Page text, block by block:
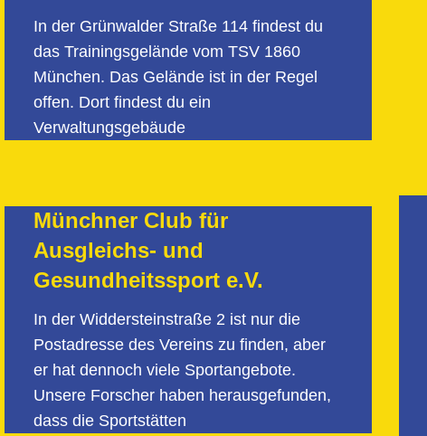
In der Grünwalder Straße 114 findest du
das Trainingsgelände vom TSV 1860
München. Das Gelände ist in der Regel
offen. Dort findest du ein
Verwaltungsgebäude
Münchner Club für
Ausgleichs- und
Gesundheitssport e.V.
In der Widdersteinstraße 2 ist nur die
Postadresse des Vereins zu finden, aber
er hat dennoch viele Sportangebote.
Unsere Forscher haben herausgefunden,
dass die Sportstätten